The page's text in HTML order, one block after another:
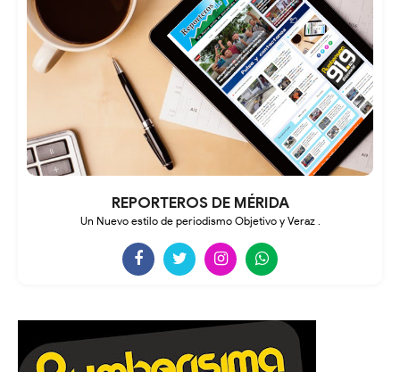
REPORTEROS DE MÉRIDA
Un Nuevo estilo de periodismo Objetivo y Veraz .